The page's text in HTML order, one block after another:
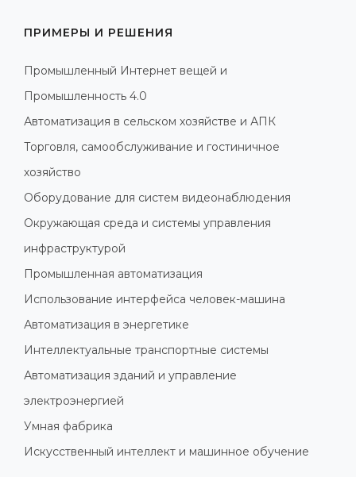
ПРИМЕРЫ И РЕШЕНИЯ
Промышленный Интернет вещей и
Промышленность 4.0
Автоматизация в сельском хозяйстве и АПК
Торговля, самообслуживание и гостиничное
хозяйство
Оборудование для систем видеонаблюдения
Окружающая среда и системы управления
инфраструктурой
Промышленная автоматизация
Использование интерфейса человек-машина
Автоматизация в энергетике
Интеллектуальные транспортные системы
Автоматизация зданий и управление
электроэнергией
Умная фабрика
Искусственный интеллект и машинное обучение